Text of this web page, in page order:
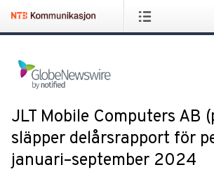
JLT Mobile Computers AB
släpper delårsrapport för
januari–september 2024